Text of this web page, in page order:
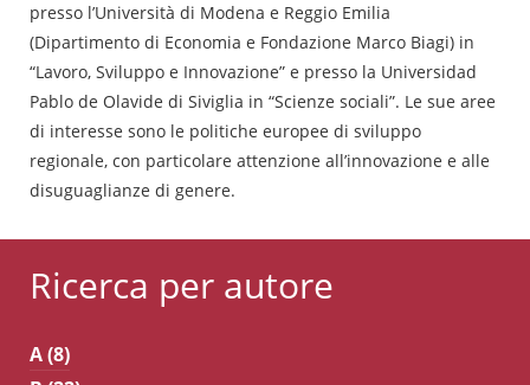
presso l’Università di Modena e Reggio Emilia
(Dipartimento di Economia e Fondazione Marco Biagi) in
“Lavoro, Sviluppo e Innovazione” e presso la Universidad
Pablo de Olavide di Siviglia in “Scienze sociali”. Le sue aree
di interesse sono le politiche europee di sviluppo
regionale, con particolare attenzione all’innovazione e alle
disuguaglianze di genere.
Ricerca per autore
A (8)